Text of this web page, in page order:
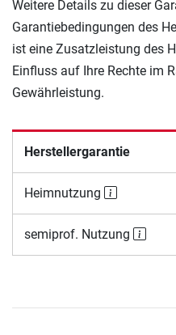
Weitere Details zu dieser
Garantiebedingungen des
ist eine Zusatzleistung des
Einfluss auf Ihre Rechte im
Gewährleistung.
Herstellergarantie
Heimnutzung
semiprof. Nutzung